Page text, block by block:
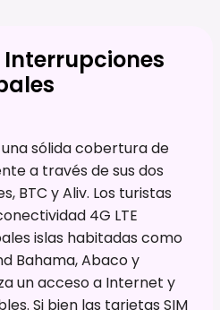
sólida cobertura de
a través de sus dos
BTC y Aliv. Los turistas
4G LTE
islas habitadas como
Bahama, Abaco y
un acceso a Internet y
Si bien las tarjetas SIM